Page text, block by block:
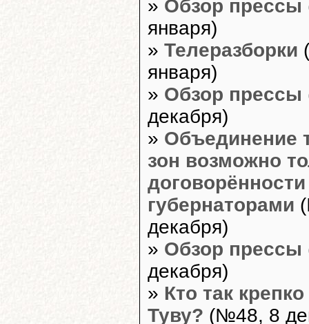
» Обзор прессы
января)
» Телеразборки
января)
» Обзор прессы
декабря)
» Объединение
зон возможно
губернаторами
декабря)
» Обзор прессы
декабря)
» Кто так
Туву? (№48, 8